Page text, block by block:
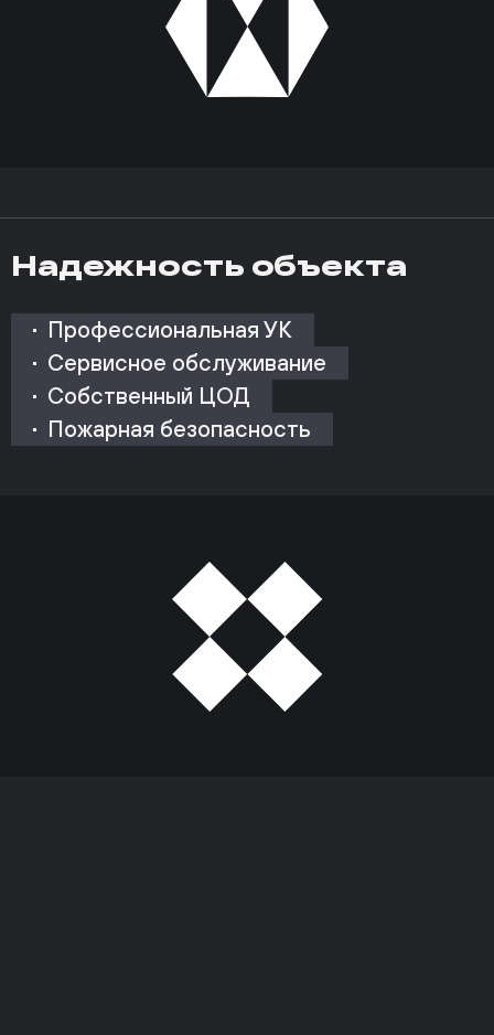
Надежность объекта
Профессиональная УК
Сервисное обслуживание
Собственный ЦОД
Пожарная безопасность